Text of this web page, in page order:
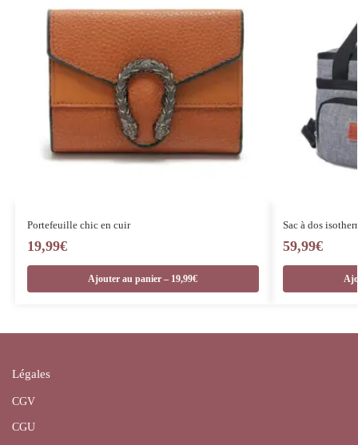
Portefeuille chic en cuir
19,99€
Ajouter au panier – 19,99€
Sac à dos
59,99€
Légales
CGV
CGU